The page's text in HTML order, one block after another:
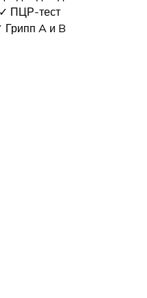
✓ ПЦР-тест
Грипп A и B